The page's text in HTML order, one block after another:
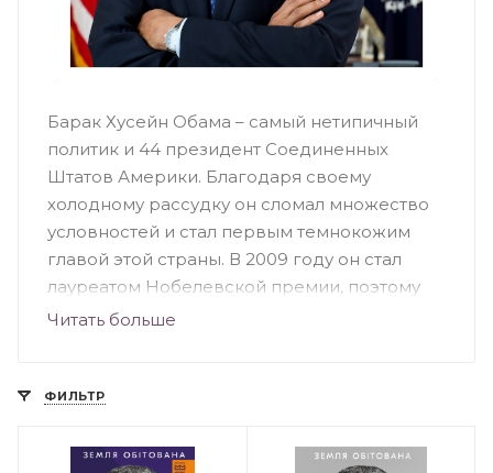
Барак Хусейн Обама – самый нетипичный
политик и 44 президент Соединенных
Штатов Америки. Благодаря своему
холодному рассудку он сломал множество
условностей и стал первым темнокожим
главой этой страны. В 2009 году он стал
лауреатом Нобелевской премии, поэтому
познакомиться с его автобиографией
Биографические факты
Барак Обама родился 04.08.1961 году в
Читать больше
ФИЛЬТР